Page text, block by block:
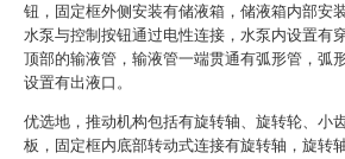
钮，固定框外侧安装有储液箱，储液箱内部安
水泵与控制按钮通过电性连接，水泵内设置有
顶部的输液管，输液管一端贯通有弧形管，弧
设置有出液口。
优选地，推动机构包括有旋转轴、旋转轮、小
板，固定框内底部转动式连接有旋转轴，旋转